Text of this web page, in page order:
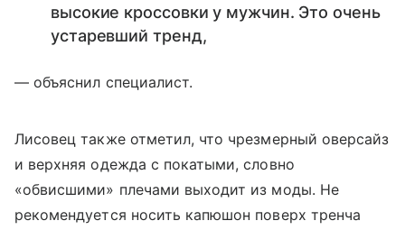
высокие кроссовки у мужчин. Это очень
устаревший тренд,
— объяснил специалист.
Лисовец также отметил, что чрезмерный оверсайз
и верхняя одежда с покатыми, словно
«обвисшими» плечами выходит из моды. Не
рекомендуется носить капюшон поверх тренча